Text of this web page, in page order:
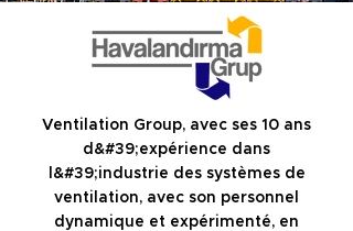
Ventilation Group, avec ses 10 ans
d&#39;expérience dans
l&#39;industrie des systèmes de
ventilation, avec son personnel
dynamique et expérimenté, en